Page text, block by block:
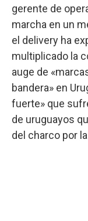
gerente de
marcha en un
el delivery ha
multiplicado la
auge de
bandera» en
fuerte» que
de uruguayos
del charco por